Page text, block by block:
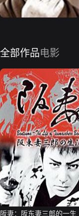
全部作品电影
阪妻：阪东妻三郎的一生